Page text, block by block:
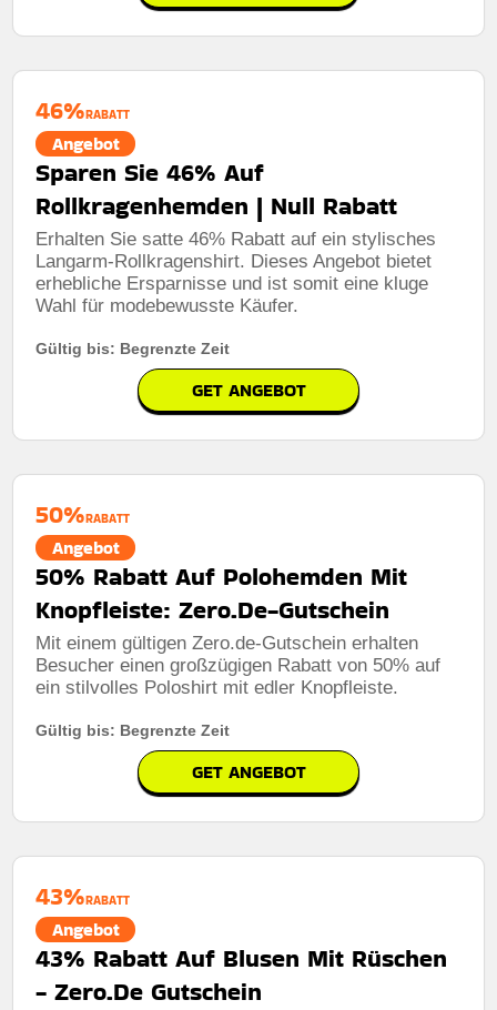
46%RABATT
Angebot
Sparen Sie 46% Auf
Rollkragenhemden | Null Rabatt
Erhalten Sie satte 46% Rabatt auf ein stylisches
Langarm-Rollkragenshirt. Dieses Angebot bietet
erhebliche Ersparnisse und ist somit eine kluge
Wahl für modebewusste Käufer.
Gültig bis: Begrenzte Zeit
GET ANGEBOT
50%RABATT
Angebot
50% Rabatt Auf Polohemden Mit
Knopfleiste: Zero.De-Gutschein
Mit einem gültigen Zero.de-Gutschein erhalten
Besucher einen großzügigen Rabatt von 50% auf
ein stilvolles Poloshirt mit edler Knopfleiste.
Gültig bis: Begrenzte Zeit
GET ANGEBOT
43%RABATT
Angebot
43% Rabatt Auf Blusen Mit Rüschen
- Zero.De Gutschein